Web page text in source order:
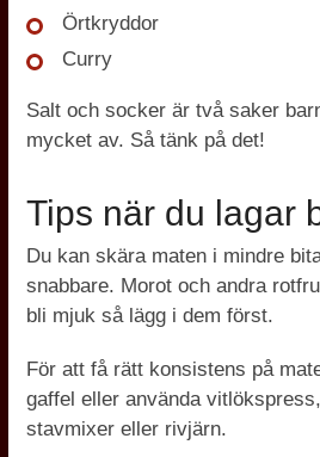
Örtkryddor
Curry
Salt och socker är två saker
mycket av. Så tänk på det!
Tips när du lagar
Du kan skära maten i mindre
snabbare. Morot och andra
bli mjuk så lägg i dem först.
För att få rätt konsistens på
gaffel eller använda
stavmixer eller rivjärn.